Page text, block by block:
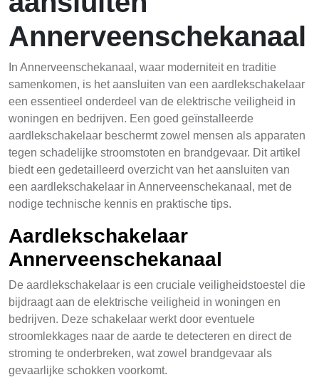
Annerveenschekanaal
In Annerveenschekanaal, waar moderniteit en traditie
samenkomen, is het aansluiten van een aardlekschakelaar
een essentieel onderdeel van de elektrische veiligheid in
woningen en bedrijven. Een goed geïnstalleerde
aardlekschakelaar beschermt zowel mensen als apparaten
tegen schadelijke stroomstoten en brandgevaar. Dit artikel
biedt een gedetailleerd overzicht van het aansluiten van
een aardlekschakelaar in Annerveenschekanaal, met de
nodige technische kennis en praktische tips.
Aardlekschakelaar
Annerveenschekanaal
De aardlekschakelaar is een cruciale veiligheidstoestel die
bijdraagt aan de elektrische veiligheid in woningen en
bedrijven. Deze schakelaar werkt door eventuele
stroomlekkages naar de aarde te detecteren en direct de
stroming te onderbreken, wat zowel brandgevaar als
gevaarlijke schokken voorkomt.